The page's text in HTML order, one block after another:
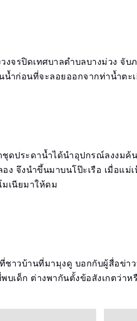
งจรปิดเทศบาลตำบลบางม่วง จั
น้ำก่อนที่จะลอยออกจากท่าน้ำตะ
ดประดาน้ำได้นำอุปกรณ์ลงงมค้
ง จึงนำขึ้นมาบนโป๊ะเรือ เมื่อแม่
มเนียมาให้ดม
ชาวบ้านที่มามุงดู บอกกับผู้สื่อข่า
บเด็ก ต่างพากันตั้งข้อสังเกตว่า